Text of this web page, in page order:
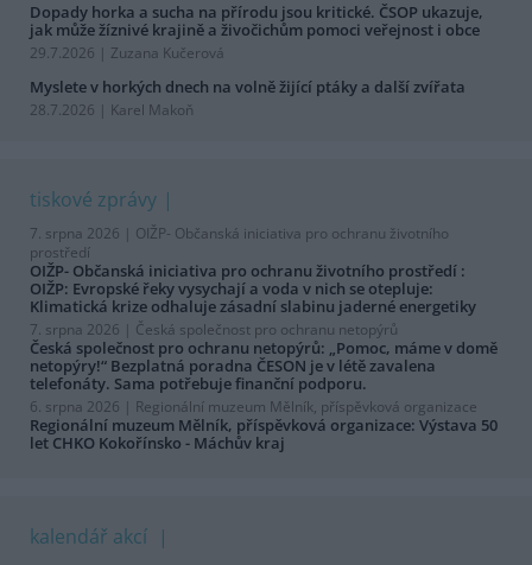
Dopady horka a sucha na přírodu jsou kritické. ČSOP ukazuje,
jak může žíznivé krajině a živočichům pomoci veřejnost i obce
29.7.2026 | Zuzana Kučerová
Myslete v horkých dnech na volně žijící ptáky a další zvířata
28.7.2026 | Karel Makoň
tiskové zprávy
7. srpna 2026 | OIŽP- Občanská iniciativa pro ochranu životního
prostředí
OIŽP- Občanská iniciativa pro ochranu životního prostředí :
OIŽP: Evropské řeky vysychají a voda v nich se otepluje:
Klimatická krize odhaluje zásadní slabinu jaderné energetiky
7. srpna 2026 | Česká společnost pro ochranu netopýrů
Česká společnost pro ochranu netopýrů: „Pomoc, máme v domě
netopýry!“ Bezplatná poradna ČESON je v létě zavalena
telefonáty. Sama potřebuje finanční podporu.
6. srpna 2026 | Regionální muzeum Mělník, příspěvková organizace
Regionální muzeum Mělník, příspěvková organizace: Výstava 50
let CHKO Kokořínsko - Máchův kraj
kalendář akcí